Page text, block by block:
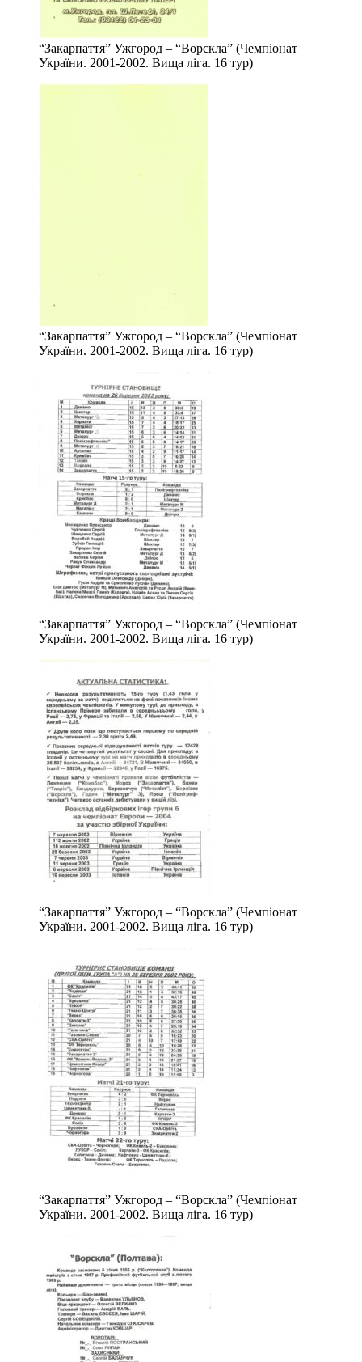
“Закарпаття” Ужгород – “Ворскла” (Чемпіонат
України. 2001-2002. Вища ліга. 16 тур)
“Закарпаття” Ужгород – “Ворскла” (Чемпіонат
України. 2001-2002. Вища ліга. 16 тур)
“Закарпаття” Ужгород – “Ворскла” (Чемпіонат
України. 2001-2002. Вища ліга. 16 тур)
“Закарпаття” Ужгород – “Ворскла” (Чемпіонат
України. 2001-2002. Вища ліга. 16 тур)
“Закарпаття” Ужгород – “Ворскла” (Чемпіонат
України. 2001-2002. Вища ліга. 16 тур)